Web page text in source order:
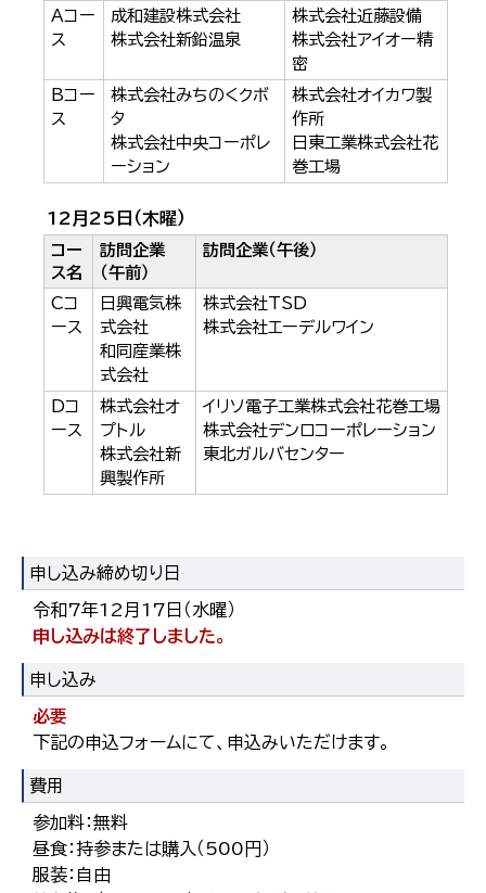
Aコー
ス
成和建設株式会社
株式会社新鉛温泉
株式会社近藤設備
株式会社アイオー精
密
Bコー
ス
株式会社みちのくクボ
タ
株式会社中央コーポレ
ーション
株式会社オイカワ製
作所
日東工業株式会社花
巻工場
12月25日（木曜）
コー
ス名
訪問企業
（午前）
訪問企業（午後）
Cコ
ース
日興電気株
式会社
和同産業株
式会社
株式会社TSD
株式会社エーデルワイン
Dコ
ース
株式会社オ
プトル
株式会社新
興製作所
イリソ電子工業株式会社花巻工場
株式会社デンロコーポレーション
東北ガルバセンター
申し込み締め切り日
令和7年12月17日（水曜）
申し込みは終了しました。
申し込み
必要
下記の申込フォームにて、申込みいただけます。
費用
参加料：無料
昼食：持参または購入（500円）
服装：自由